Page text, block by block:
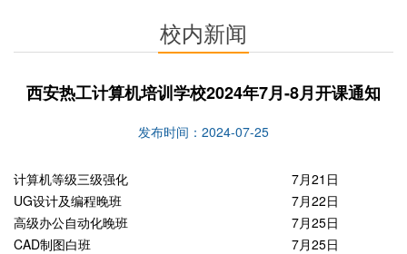
校内新闻
西安热工计算机培训学校2024年7月-8月开课通知
发布时间：2024-07-25
计算机等级三级强化
7月21日
UG设计及编程晚班
7月22日
高级办公自动化晚班
7月25日
CAD制图白班
7月25日